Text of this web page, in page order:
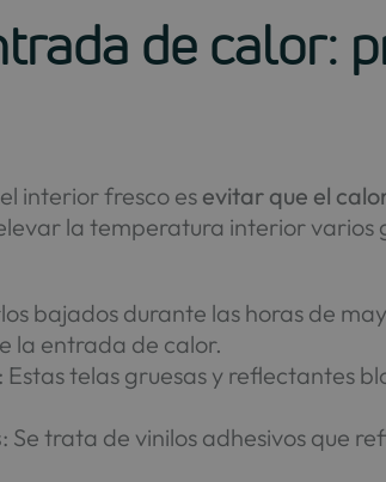
de calor:
interior fresco es evitar que el
la temperatura interior varios
bajados durante las horas de
la entrada de calor.
: Estas telas gruesas y reflectantes
: Se trata de vinilos adhesivos que